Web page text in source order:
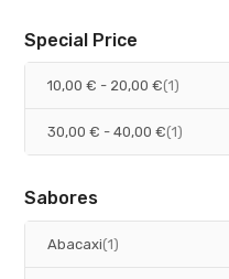
Special Price
10,00 € - 20,00 € 1
artigo
30,00 € - 40,00 € 1
artigo
Sabores
Abacaxi 1
artigo